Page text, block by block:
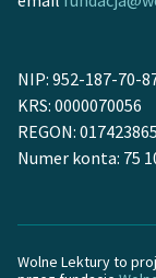
Szkoła Poezji
Lektur
O nas
O projekcie
NIP: 952-187-70-
KRS: 0000070056
REGON: 017423865
Numer konta: 75
Wolne Lektury to